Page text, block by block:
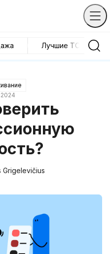
Лучшие ТС
Grigelevičius